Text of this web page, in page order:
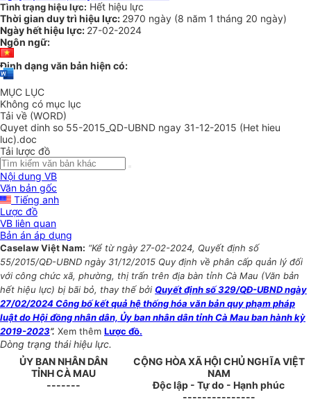
Tình trạng hiệu lực: Hết hiệu lực
Thời gian duy trì hiệu lực: 2970 ngày (8 năm 1 tháng 20 ngày)
Ngày hết hiệu lực: 27-02-2024
Ngôn ngữ:
Định dạng văn bản hiện có:
MỤC LỤC
Không có mục lục
Tải về (WORD)
Quyet dinh so 55-2015_QD-UBND ngay 31-12-2015 (Het hieu
luc).doc
Tải lược đồ
Nội dung VB
Văn bản gốc
Tiếng anh
Lược đồ
VB liên quan
Bản án áp dụng
Caselaw Việt Nam: “Kể từ ngày 27-02-2024, Quyết định số
55/2015/QĐ-UBND ngày 31/12/2015 Quy định về phân cấp quản lý đối
với công chức xã, phường, thị trấn trên địa bàn tỉnh Cà Mau (Văn bản
hết hiệu lực) bị bãi bỏ, thay thế bởi Quyết định số 329/QĐ-UBND ngày
27/02/2024 Công bố kết quả hệ thống hóa văn bản quy phạm pháp
luật do Hội đồng nhân dân, Ủy ban nhân dân tỉnh Cà Mau ban hành kỳ
2019-2023”. Xem thêm Lược đồ.
Dòng trạng thái hiệu lực.
ỦY BAN NHÂN DÂN
TỈNHCÀ MAU
-------
CỘNG HÒA XÃ HỘI CHỦ NGHĨA VIỆT
NAM
Độc lập - Tự do - Hạnh phúc
---------------